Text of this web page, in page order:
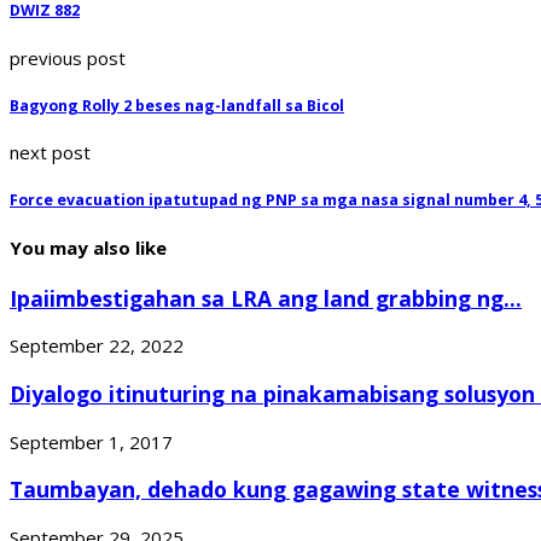
DWIZ 882
previous post
Bagyong Rolly 2 beses nag-landfall sa Bicol
next post
Force evacuation ipatutupad ng PNP sa mga nasa signal number 4,
You may also like
Ipaiimbestigahan sa LRA ang land grabbing ng...
September 22, 2022
Diyalogo itinuturing na pinakamabisang solusyon
September 1, 2017
Taumbayan, dehado kung gagawing state